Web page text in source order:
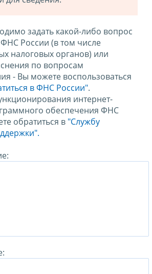
задать какой-либо вопрос
ФНС России (в том числе
налоговых органов) или
по вопросам
- Вы можете воспользоваться
в ФНС России".
интернет-
обеспечения ФНС
обратиться в "Службу